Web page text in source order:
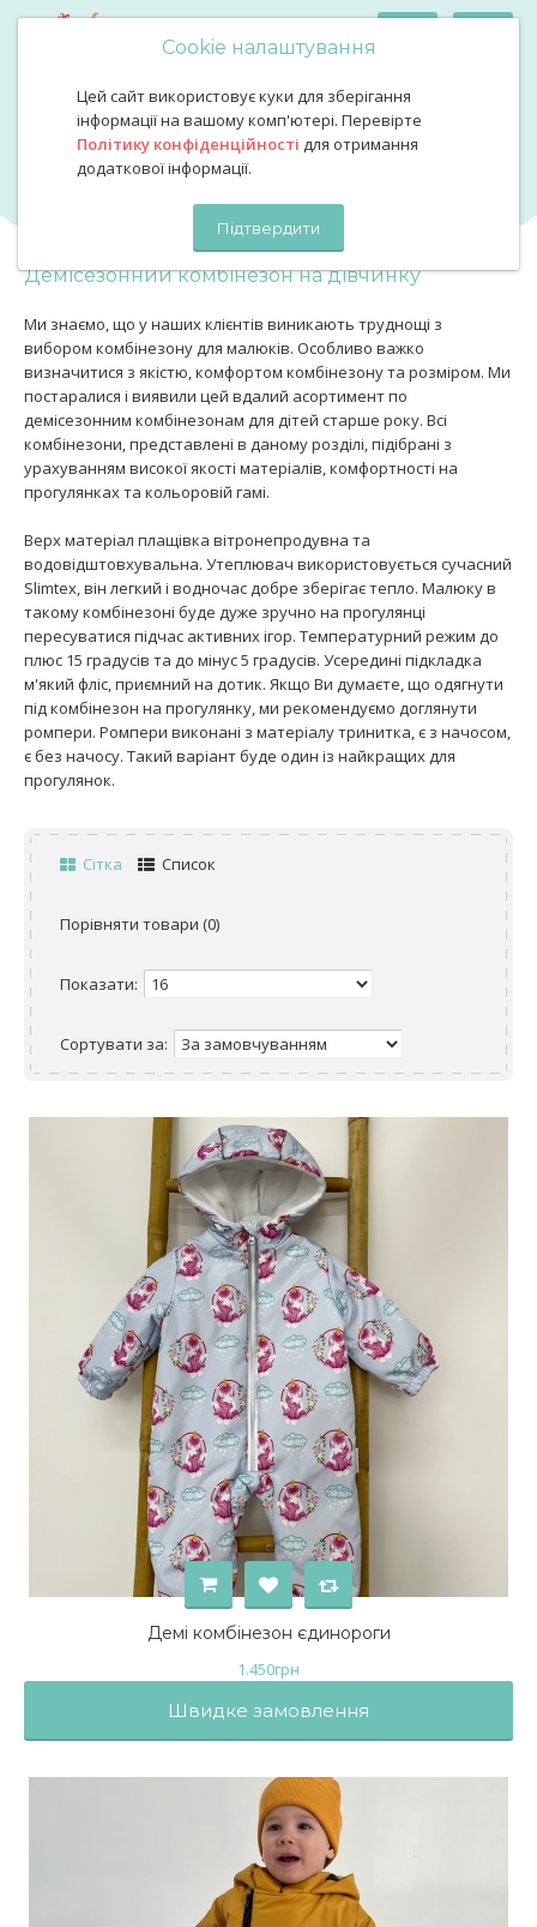
Cookie налаштування
Цей сайт використовує куки для зберігання
інформації на вашому комп'ютері. Перевірте
Політику конфіденційності для отримання
додаткової інформації.
Підтвердити
Одяг для дівчаток (1-5 років)
Демісезонний комбінезон на дівчинку
Демісезонний комбінезон на
дівчинку
Демісезонний комбінезон на дівчинку
Ми знаємо, що у наших клієнтів виникають труднощі з
вибором комбінезону для малюків. Особливо важко
визначитися з якістю, комфортом комбінезону та розміром. Ми
постаралися і виявили цей вдалий асортимент по
демісезонним комбінезонам для дітей старше року. Всі
комбінезони, представлені в даному розділі, підібрані з
урахуванням високої якості матеріалів, комфортності на
прогулянках та кольоровій гамі.
Верх матеріал плащівка вітронепродувна та
водовідштовхувальна. Утеплювач використовується сучасний
Slimtex, він легкий і водночас добре зберігає тепло. Малюку в
такому комбінезоні буде дуже зручно на прогулянці
пересуватися підчас активних ігор. Температурний режим до
плюс 15 градусів та до мінус 5 градусів. Усередині підкладка
м'який фліс, приємний на дотик. Якщо Ви думаєте, що одягнути
під комбінезон на прогулянку, ми рекомендуємо доглянути
ромпери. Ромпери виконані з матеріалу тринитка, є з начосом,
є без начосу. Такий варіант буде один із найкращих для
прогулянок.
Сітка Список
Порівняти товари (0)
Показати:
Сортувати за:
Демі комбінезон єдинороги
1.450грн
Швидке замовлення